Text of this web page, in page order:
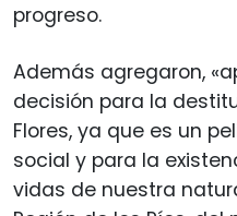
progreso.
Además agregaron,
decisión para la
Flores, ya que es un
social y para la
vidas de nuestra